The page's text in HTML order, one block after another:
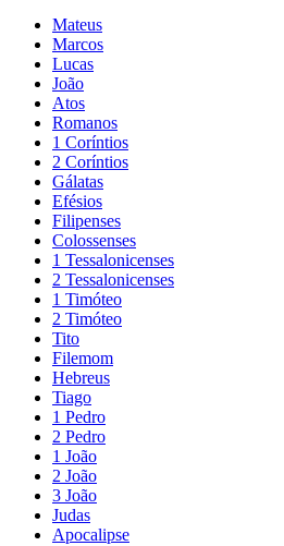
Mateus
Marcos
Lucas
João
Atos
Romanos
1 Coríntios
2 Coríntios
Gálatas
Efésios
Filipenses
Colossenses
1 Tessalonicenses
2 Tessalonicenses
1 Timóteo
2 Timóteo
Tito
Filemom
Hebreus
Tiago
1 Pedro
2 Pedro
1 João
2 João
3 João
Judas
Apocalipse